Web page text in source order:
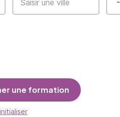
une formation